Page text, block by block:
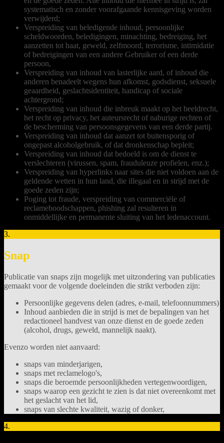
systematisch en zonder voorafgaande kennisgeving worden
verwijderd;
Verspreiding van beledigende inhoud, persoonlijke
scheldwoorden, beledigingen, minachting, bedreiging, het
aanzetten tot haat, geweld, zelfmoord, terrorisme, intimidatie
of bedreigingen van een andere Gebruiker of een derde
persoon,
Verspreiding van inhoud van lasterlijke aard, of inhoud die
anderen benadeelt wegens hun afkomst, godsdienst, seksuele
geaardheid, geslachtsidentiteit, handicap of sociale
achtergrond;
Verspreiding van inhoud die inbreuk maakt op het beeldrecht,
het recht op privacy, het auteursrecht of naburige rechten of
de bescherming van persoonsgegevens van een derde partij.
Verspreiding van inhoud dat aanzet tot buitensporig of
ongepast alcoholgebruik, of dat dronkenschap bepleit;
Verspreiding van inhoud dat bedoeld is om de dienst te
verslechteren (virussen, spam, frauduleuze profielen, enz.);
Verspreiding van hyperlinks naar sites die niet voldoen aan de
geldende wetten in hun land, die illegaal en in strijd met de
goede zeden zijn;
Poging tot fraude, verspreiding van commerciële of
reclameboodschappen, phishing zal resulteren in
onmiddellijke en permanente sluiting van het ledenaccount.
3.
Snap
Publicatie van snaps zijn mogelijk met uitzondering van publicaties
gemaakt voor de volgende doeleinden die strikt verboden zijn:
Persoonlijke gegevens delen (adres, e-mail, telefoonnummers)
Inhoud aanbieden die in strijd is met de bepalingen van het
redactioneel handvest van onze dienst en de goede zeden
(alcohol, drugs, geweld, mannelijk naakt).
Evenzo worden niet aanvaard:
snaps van minderjarigen,
snaps met reclamelogo's,
snaps die beroemde persoonlijkheden vertegenwoordigen,
snaps waarop een gezicht te zien is dat niet overeenkomt met
het geslacht van het lid,
snaps van slechte kwaliteit, wazig of donker,
4.